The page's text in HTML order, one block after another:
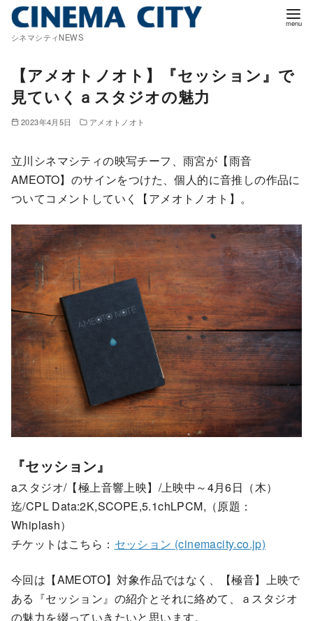
シネマシティNEWS
【アメオトノオト】『セッション』で
見ていくａスタジオの魅力
2023年4月5日 アメオトノオト
立川シネマシティの映写チーフ、雨宮が【雨音
AMEOTO】のサインをつけた、個人的に音推しの作品に
ついてコメントしていく【アメオトノオト】。
『セッション』
aスタジオ/【極上音響上映】/上映中～4月6日（木）
迄/CPL Data:2K,SCOPE,5.1chLPCM,（原題：
Whiplash）
チケットはこちら： セッション (cinemacity.co.jp)
今回は【AMEOTO】対象作品ではなく、【極音】上映で
ある『セッション』の紹介とそれに絡めて、ａスタジオ
の魅力を綴っていきたいと思います。